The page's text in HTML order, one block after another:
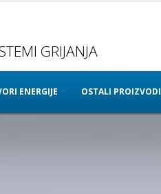
GRIJANJA
ENERGIJE OSTALI PROIZVODI